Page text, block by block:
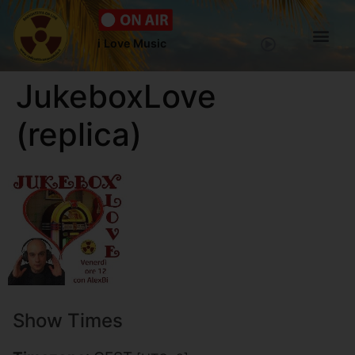
i Love Music
JukeboxLove
(replica)
Show Times